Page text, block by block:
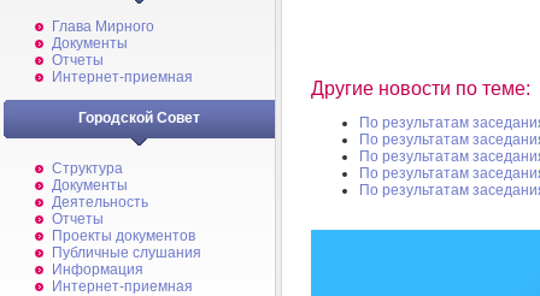
Глава Мирного
Документы
Отчеты
Интернет-приемная
Городской Совет
Структура
Документы
Деятельность
Отчеты
Проекты документов
Публичные слушания
Информация
Интернет-приемная
Другие новости по теме:
По результатам
По результатам
По результатам
По результатам
По результатам